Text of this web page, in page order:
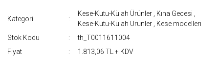
Kategori
Kese-Kutu-Külah Ürünler Kına Gecesi
Kese-Kutu-Külah Ürünler
Kese modelleri
Stok Kodu
th_T0011611004
Fiyat
1.813,06 TL + KDV